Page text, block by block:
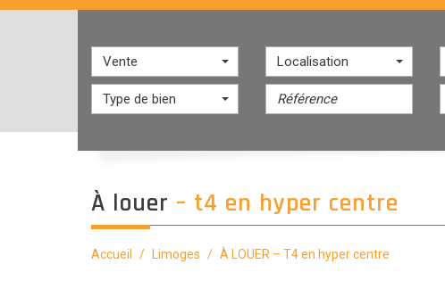
Vente
Type de bien
Localisation
à louer – t4 en hyper centre
Accueil Limoges À LOUER – T4 en hyper centre